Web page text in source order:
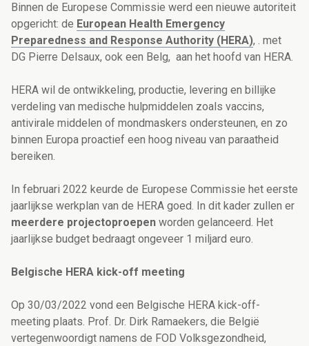
Binnen de Europese Commissie werd een nieuwe autoriteit
opgericht: de European Health Emergency
Preparedness and Response Authority (HERA), . met
DG Pierre Delsaux, ook een Belg, aan het hoofd van HERA.
HERA wil de ontwikkeling, productie, levering en billijke
verdeling van medische hulpmiddelen zoals vaccins,
antivirale middelen of mondmaskers ondersteunen, en zo
binnen Europa proactief een hoog niveau van paraatheid
bereiken.
In februari 2022 keurde de Europese Commissie het eerste
jaarlijkse werkplan van de HERA goed. In dit kader zullen er
meerdere projectoproepen worden gelanceerd. Het
jaarlijkse budget bedraagt ongeveer 1 miljard euro.
Belgische HERA kick-off meeting
Op 30/03/2022 vond een Belgische HERA kick-off-
meeting plaats. Prof. Dr. Dirk Ramaekers, die België
vertegenwoordigt namens de FOD Volksgezondheid,